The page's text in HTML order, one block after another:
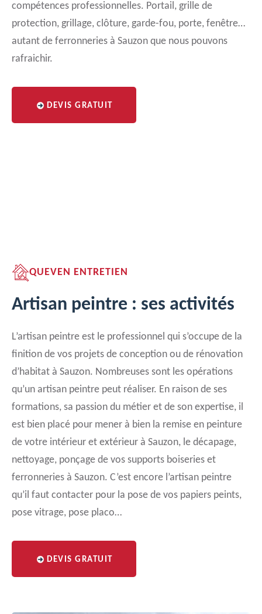
compétences professionnelles. Portail, grille de
protection, grillage, clôture, garde-fou, porte, fenêtre…
autant de ferronneries à Sauzon que nous pouvons
rafraichir.
DEVIS GRATUIT
QUEVEN ENTRETIEN
Artisan peintre : ses activités
L’artisan peintre est le professionnel qui s’occupe de la
finition de vos projets de conception ou de rénovation
d’habitat à Sauzon. Nombreuses sont les opérations
qu’un artisan peintre peut réaliser. En raison de ses
formations, sa passion du métier et de son expertise, il
est bien placé pour mener à bien la remise en peinture
de votre intérieur et extérieur à Sauzon, le décapage,
nettoyage, ponçage de vos supports boiseries et
ferronneries à Sauzon. C’est encore l’artisan peintre
qu’il faut contacter pour la pose de vos papiers peints,
pose vitrage, pose placo…
DEVIS GRATUIT